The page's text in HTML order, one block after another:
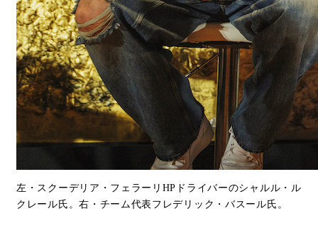
左・スクーデリア・フェラーリHPドライバーのシャルル・ル
クレール氏。右・チーム代表フレデリック・バスール氏。